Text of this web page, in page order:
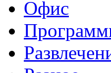
Офис